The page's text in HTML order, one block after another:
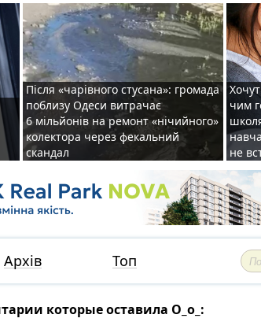
Після «чарівного стусана»: громада
поблизу Одеси витрачає
6 мільйонів на ремонт «нічийного»
колектора через фекальний
скандал
чим
не
Архів Топ
которые оставила О_о_: